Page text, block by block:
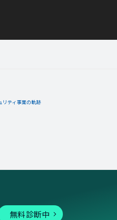
リティ事業の軌跡
無料診断中